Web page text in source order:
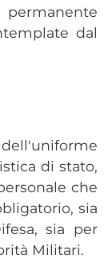
permanente
dal
di stato,
che
sia
sia per
Militari.